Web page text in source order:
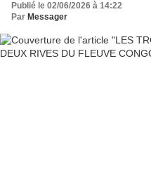
Publié le 02/06/2026 à 14:22
Par Messager